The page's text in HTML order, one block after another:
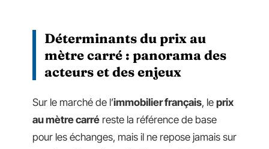
Déterminants du prix au
mètre carré : panorama des
acteurs et des enjeux
Sur le marché de l’immobilier français, le prix
au mètre carré reste la référence de base
pour les échanges, mais il ne repose jamais sur